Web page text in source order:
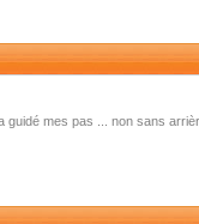
mes pas ... non sans